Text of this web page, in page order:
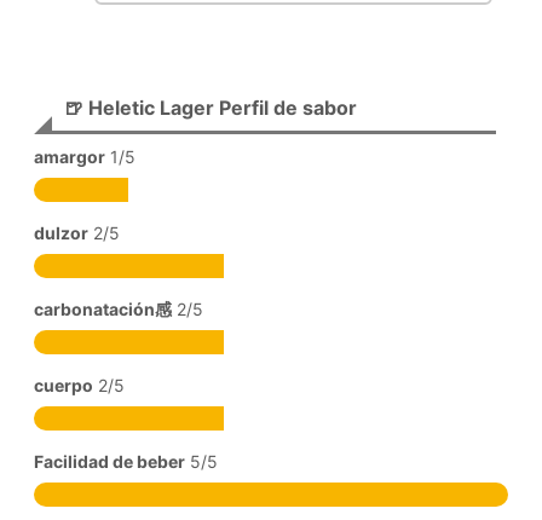
🍺 Heletic Lager Perfil de sabor
amargor 1/5
dulzor 2/5
carbonatación感 2/5
cuerpo 2/5
Facilidad de beber 5/5